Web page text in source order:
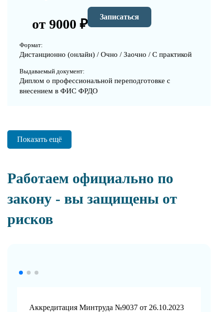
от 9000 ₽ Записаться
Формат:
Дистанционно (онлайн) / Очно / Заочно / С практикой
Выдаваемый документ:
Диплом о профессиональной переподготовке с
внесением в ФИС ФРДО
Показать ещё
Работаем официально по
закону - вы защищены от
рисков
Аккредитация Минтруда №9037 от 26.10.2023